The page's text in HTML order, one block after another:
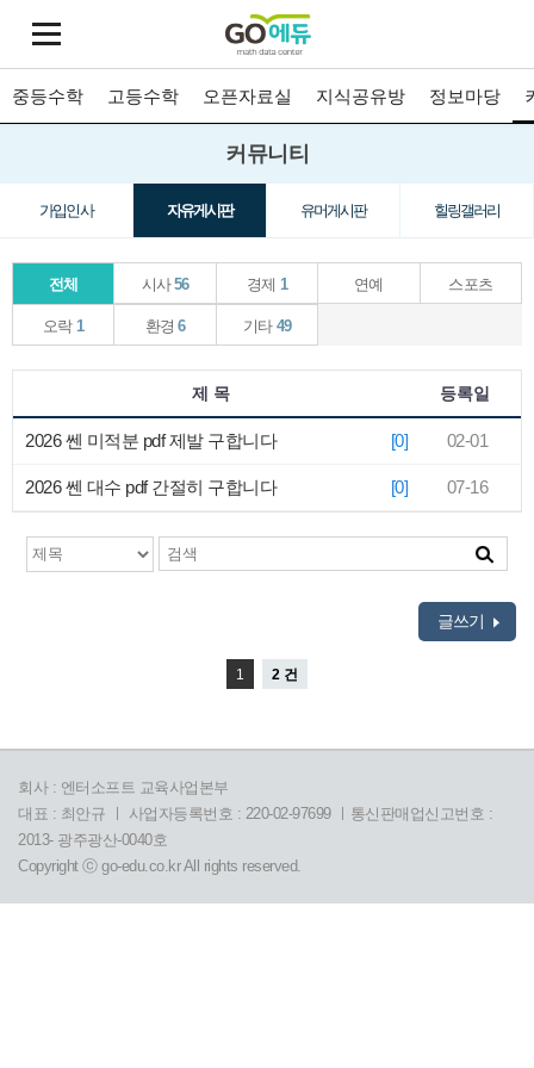
중등수학 고등수학 오픈자료실 지식공유방 정보마당
커뮤니티
가입인사 자유게시판 유머게시판 힐링갤러리
전체 시사56 경제 1 연예 스포츠
오락 1 환경6 기타 49
제 목 등록일
2026 쎈 미적분 pdf 제발 구합니다 [0] 02-01
2026 쎈 대수 pdf 간절히 구합니다 [0] 07-16
글쓰기
1 2 건
회사 : 엔터소프트 교육사업본부
대표 : 최안규 ㅣ 사업자등록번호 : 220-02-97699 ㅣ통신판매업신고번호 :
2013- 광주광산-0040호
Copyright ⓒ go-edu.co.kr All rights reserved.